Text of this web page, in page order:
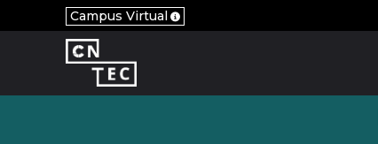
Campus Virtual